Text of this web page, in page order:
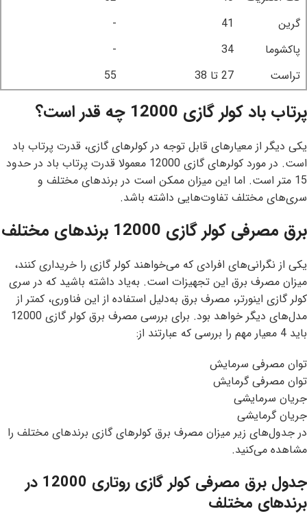
گرین
41
-
پاکشوما
34
-
تراست
27 تا 38 55
پرتاب باد کولر گازی 12000 چه قدر است؟
یکی دیگر از معیارهای قابل توجه در کولرهای گازی، قدرت پرتاب باد
است. در مورد کولرهای گازی 12000 معمولا قدرت پرتاب باد در حدود
15 متر است. اما این میزان ممکن است در برندهای مختلف و
سری‌های مختلف تفاوت‌هایی داشته باشد.
برق مصرفی کولر گازی 12000 برندهای مختلف
یکی از نگرانی‌های افرادی که می‌خواهند کولر گازی را خریداری کنند،
میزان مصرف برق این تجهیزات است. به‌یاد داشته باشید که در سری
کولر گازی اینورتر، مصرف برق به‌دلیل استفاده از این فناوری، کمتر از
مدل‌های دیگر خواهد بود. برای بررسی مصرف برق کولر گازی 12000
باید 4 معیار مهم را بررسی که عبارتند از:
توان مصرفی سرمایش
توان مصرفی گرمایش
جریان سرمایشی
جریان گرمایشی
در جدول‌های زیر میزان مصرف برق کولرهای گازی برندهای مختلف را
مشاهده می‌کنید.
جدول برق مصرفی کولر گازی روتاری 12000 در
برندهای مختلف